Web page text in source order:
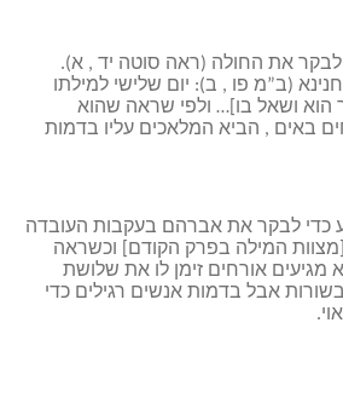
– לבקר את החולה (ראה סוטה יד , א).
(ב”מ פו , ב): יום שלישי למילתו
הוא ושאל בו]… ולפי שראה שהוא
באים , הביא המלאכים עליו בדמות
כדי לבקר את אברהם בעקבות העובדה
המילה בפרק הקודם] וכשראה
אורחים זימן לו את שלושת
אבל בדמות אנשים רגילים כדי